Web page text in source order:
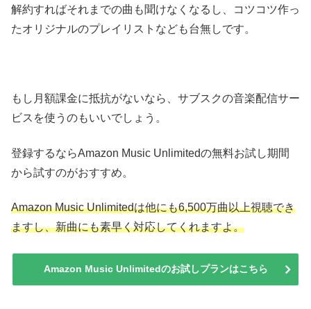
解約すればそれまでの曲も聞けなくなるし、コツコツ作っ
たオリジナルのプレイリストなども台無しです。
もし月額課金に抵抗がないなら、サブスクの音楽配信サー
ビスを使うのもいいでしょう。
登録するならAmazon Music Unlimitedの無料お試し期間
から試すのがおすすめ。
Amazon Music Unlimitedは他にも6,500万曲以上視聴でき
ますし、新曲にも素早く対応してくれますよ。
Amazon Music Unlimitedのお試しプランはこちら